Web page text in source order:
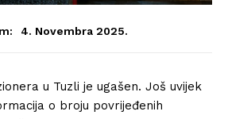
4. Novembra 2025.
u Tuzli je ugašen. Još uvijek
o broju povrijeđenih